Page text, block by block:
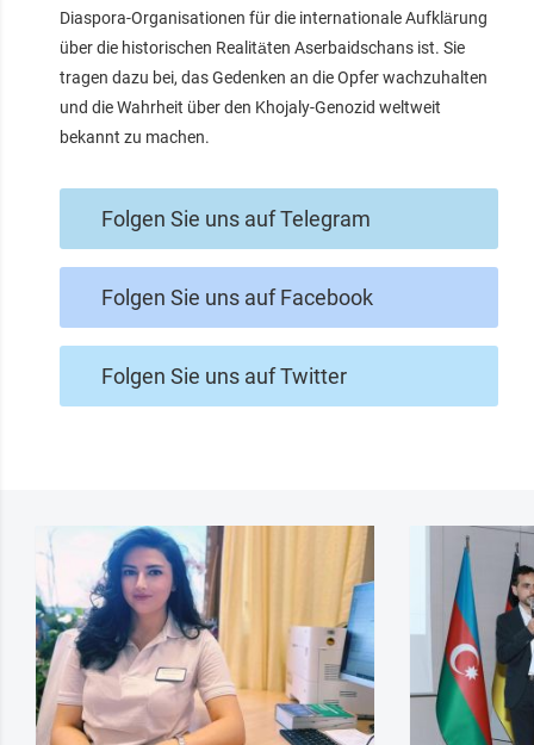
Diaspora-Organisationen für die internationale Aufklärung
über die historischen Realitäten Aserbaidschans ist. Sie
tragen dazu bei, das Gedenken an die Opfer wachzuhalten
und die Wahrheit über den Khojaly-Genozid weltweit
bekannt zu machen.
Folgen Sie uns auf Telegram
Folgen Sie uns auf Facebook
Folgen Sie uns auf Twitter